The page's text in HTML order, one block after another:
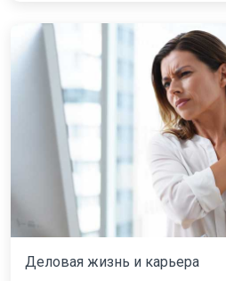
Деловая жизнь и карьера